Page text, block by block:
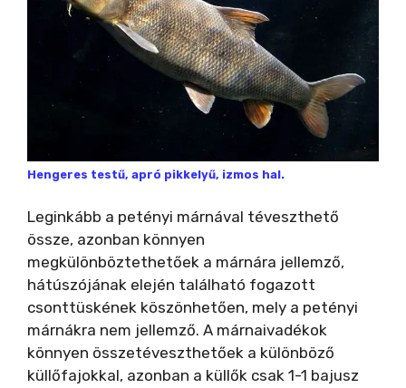
Hengeres testű, apró pikkelyű, izmos hal.
Leginkább a petényi márnával téveszthető
össze, azonban könnyen
megkülönböztethetőek a márnára jellemző,
hátúszójának elején található fogazott
csonttüskének köszönhetően, mely a petényi
márnákra nem jellemző. A márnaivadékok
könnyen összetéveszthetőek a különböző
küllőfajokkal, azonban a küllők csak 1-1 bajusz